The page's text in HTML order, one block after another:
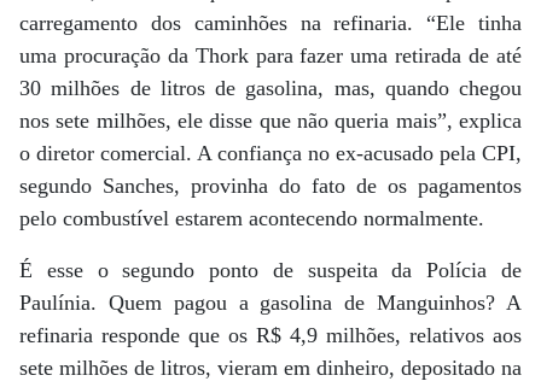
carregamento dos caminhões na refinaria. “Ele tinha
uma procuração da Thork para fazer uma retirada de até
30 milhões de litros de gasolina, mas, quando chegou
nos sete milhões, ele disse que não queria mais”, explica
o diretor comercial. A confiança no ex-acusado pela CPI,
segundo Sanches, provinha do fato de os pagamentos
pelo combustível estarem acontecendo normalmente.
É esse o segundo ponto de suspeita da Polícia de
Paulínia. Quem pagou a gasolina de Manguinhos? A
refinaria responde que os R$ 4,9 milhões, relativos aos
sete milhões de litros, vieram em dinheiro, depositado na